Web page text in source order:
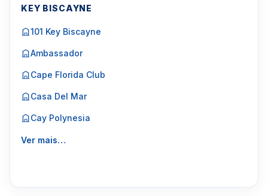
KEY BISCAYNE
101 Key Biscayne
Ambassador
Cape Florida Club
Casa Del Mar
Cay Polynesia
Ver mais…